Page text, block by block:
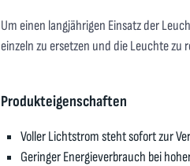
Um einen langjährigen Einsatz der
einzeln zu ersetzen und die Leuchte zu
Produkteigenschaften
Voller Lichtstrom steht sofort zur
Geringer Energieverbrauch bei